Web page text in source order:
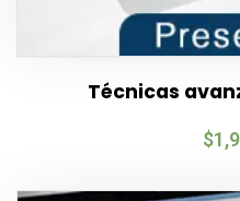
Técnicas
$